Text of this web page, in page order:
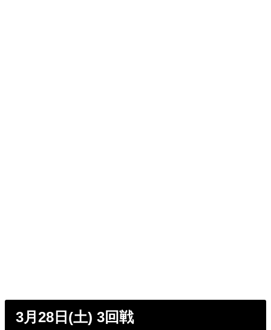
3月28日(土) 3回戦